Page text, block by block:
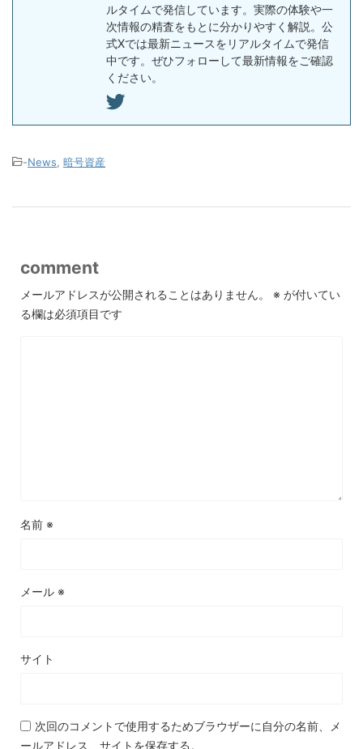
ルタイムで発信しています。実際の体験や一
次情報の精査をもとに分かりやすく解説。公
式Xでは最新ニュースをリアルタイムで発信
中です。ぜひフォローして最新情報をご確認
ください。
-News 暗号資産
comment
メールアドレスが公開されることはありません。 ※ が付いてい
る欄は必須項目です
名前 ※
メール ※
サイト
次回のコメントで使用するためブラウザーに自分の名前、メ
ールアドレス、サイトを保存する。